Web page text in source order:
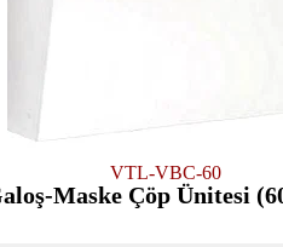
VTL-VBC-60
Maske Çöp Ünitesi